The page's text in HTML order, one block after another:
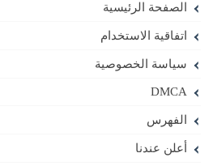
الصفحة الرئيسية
اتفاقية الاستخدام
سياسة الخصوصية
DMCA
الفهرس
أعلن عندنا